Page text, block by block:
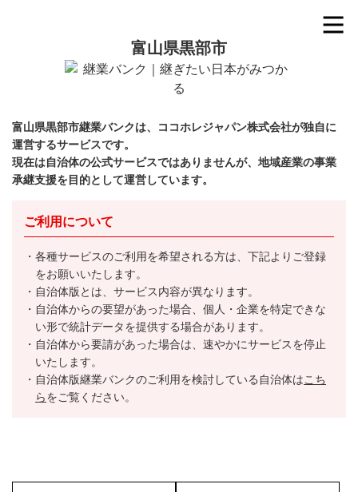
富山県黒部市
富山県黒部市継業バンクは、ココホレジャパン株式会社が独自に
運営するサービスです。
現在は自治体の公式サービスではありませんが、地域産業の事業
承継支援を目的として運営しています。
ご利用について
各種サービスのご利用を希望される方は、下記よりご登録
をお願いいたします。
自治体版とは、サービス内容が異なります。
自治体からの要望があった場合、個人・企業を特定できな
い形で統計データを提供する場合があります。
自治体から要請があった場合は、速やかにサービスを停止
いたします。
自治体版継業バンクのご利用を検討している自治体はこち
らをご覧ください。